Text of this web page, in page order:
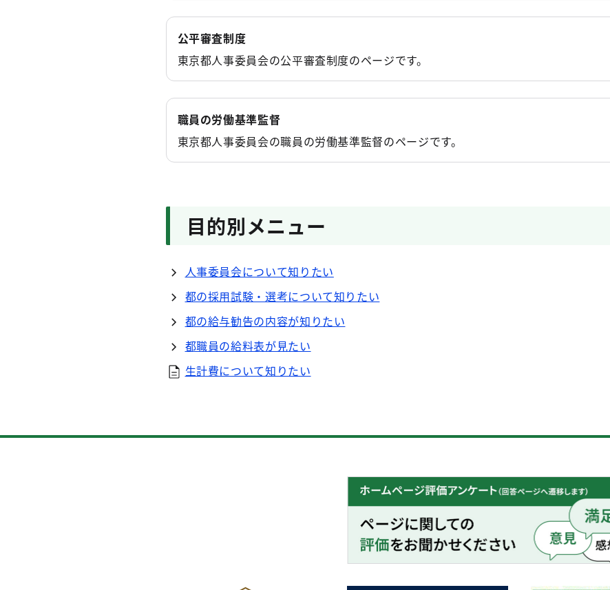
令和８年度就職氷河期世代を対象とした東京都職員採用試験の試験案内の公表に
ついて
人事委員会事務局
令和８年度東京都職員キャリア活用採用選考の選考案内の公表について
公平審査制度
東京都人事委員会の公平審査制度のページです。
職員の労働基準監督
東京都人事委員会の職員の労働基準監督のページです。
目的別メニュー
人事委員会について知りたい
都の採用試験・選考について知りたい
都の給与勧告の内容が知りたい
都職員の給料表が見たい
生計費について知りたい